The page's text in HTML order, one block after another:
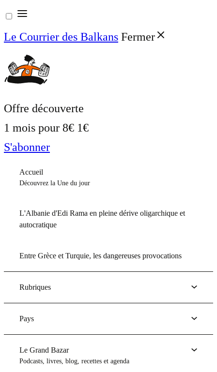
Aller
au
contenu
Le Courrier des Balkans Fermer
Offre découverte
1 mois pour 8€ 1€
S'abonner
Accueil
Découvrez la Une du jour
L'Albanie d'Edi Rama en pleine dérive oligarchique et
autocratique
Entre Grèce et Turquie, les dangereuses provocations
Rubriques
Pays
Le Grand Bazar
Podcasts, livres, blog, recettes et agenda